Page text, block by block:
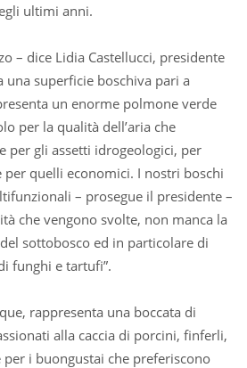
ultimi anni.
– dice Lidia Castellucci, presidente
una superficie boschiva pari a
un enorme polmone verde
per la qualità dell’aria che
per gli assetti idrogeologici, per
per quelli economici. I nostri boschi
– prosegue il presidente –
che vengono svolte, non manca la
sottobosco ed in particolare di
funghi e tartufi”.
rappresenta una boccata di
alla caccia di porcini, finferli,
i buongustai che preferiscono